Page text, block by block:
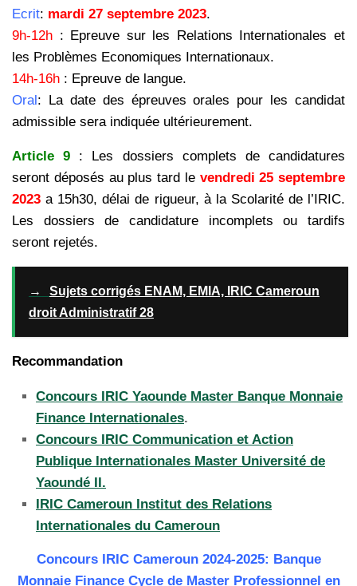
Ecrit: mardi 27 septembre 2023.
9h-12h : Epreuve sur les Relations Internationales et
les Problèmes Economiques Internationaux.
14h-16h : Epreuve de langue.
Oral: La date des épreuves orales pour les candidat
admissible sera indiquée ultérieurement.
Article 9 : Les dossiers complets de candidatures
seront déposés au plus tard le vendredi 25 septembre
2023 a 15h30, délai de rigueur, à la Scolarité de l’IRIC.
Les dossiers de candidature incomplets ou tardifs
seront rejetés.
→
Sujets corrigés ENAM, EMIA, IRIC Cameroun
droit Administratif 28
Recommandation
Concours IRIC Yaounde Master Banque Monnaie
Finance Internationales.
Concours IRIC Communication et Action
Publique Internationales Master Université de
Yaoundé II.
IRIC Cameroun Institut des Relations
Internationales du Cameroun
Concours IRIC Cameroun 2024-2025: Banque
Monnaie Finance Cycle de Master Professionnel en